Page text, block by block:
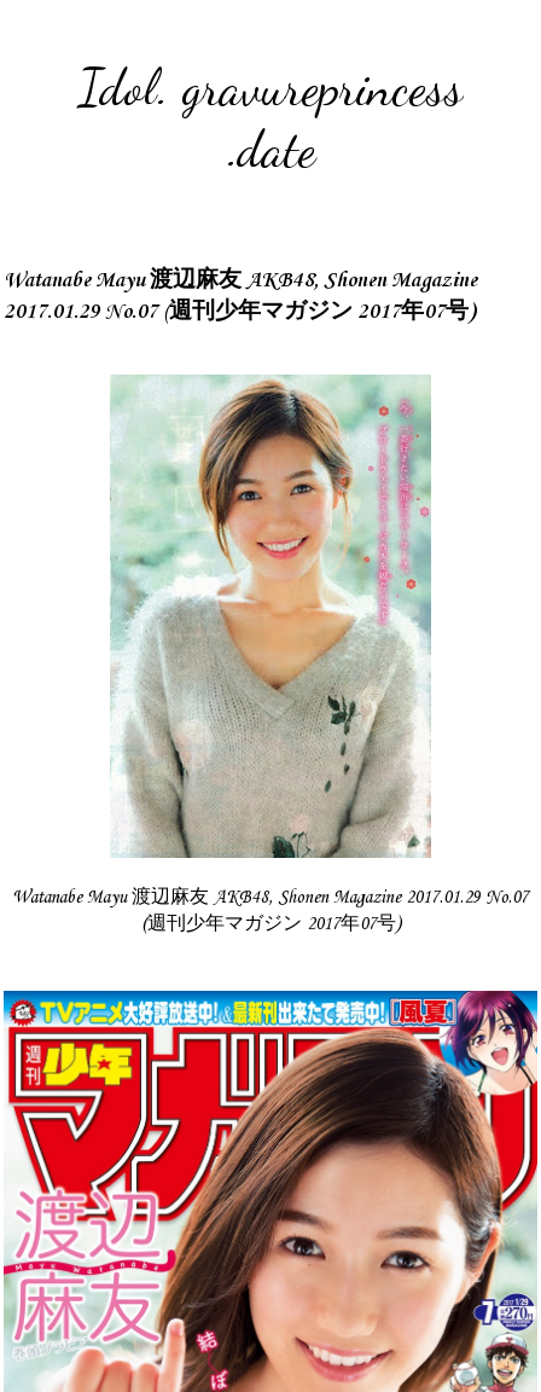
Idol. gravureprincess
.date
Watanabe Mayu 渡辺麻友 AKB48, Shonen Magazine
2017.01.29 No.07 (週刊少年マガジン 2017年07号)
Watanabe Mayu 渡辺麻友 AKB48, Shonen Magazine 2017.01.29 No.07
(週刊少年マガジン 2017年07号)